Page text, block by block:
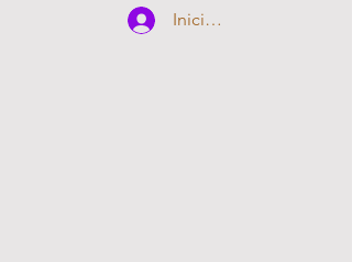
Iniciar sesión